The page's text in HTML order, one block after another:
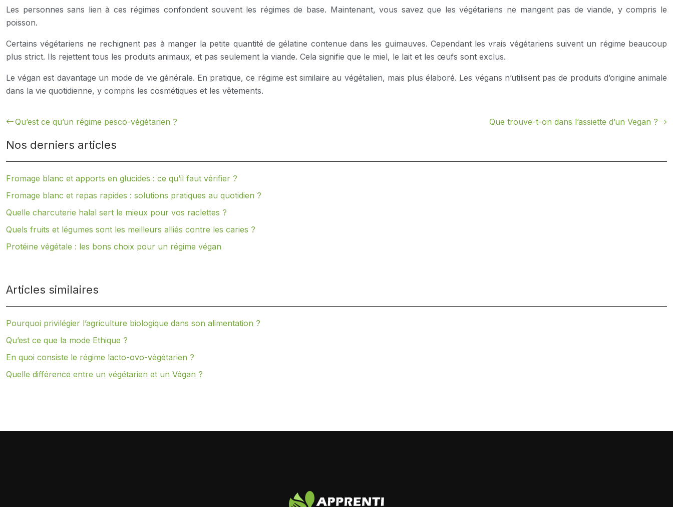
Les personnes sans lien à ces régimes confondent souvent les régimes de base. Maintenant, vous savez que les végétariens ne mangent pas de viande, y compris le
poisson.
Certains végétariens ne rechignent pas à manger la petite quantité de gélatine contenue dans les guimauves. Cependant les vrais végétariens suivent un régime beaucoup
plus strict. Ils rejettent tous les produits animaux, et pas seulement la viande. Cela signifie que le miel, le lait et les œufs sont exclus.
Le végan est davantage un mode de vie générale. En pratique, ce régime est similaire au végétalien, mais plus élaboré. Les végans n’utilisent pas de produits d’origine animale
dans la vie quotidienne, y compris les cosmétiques et les vêtements.
Qu’est ce qu’un régime pesco-végétarien ? Que trouve-t-on dans l’assiette d’un Vegan ?
Nos derniers articles
Fromage blanc et apports en glucides : ce qu’il faut vérifier ?
Fromage blanc et repas rapides : solutions pratiques au quotidien ?
Quelle charcuterie halal sert le mieux pour vos raclettes ?
Quels fruits et légumes sont les meilleurs alliés contre les caries ?
Protéine végétale : les bons choix pour un régime végan
Articles similaires
Pourquoi privilégier l’agriculture biologique dans son alimentation ?
Qu’est ce que la mode Ethique ?
En quoi consiste le régime lacto-ovo-végétarien ?
Quelle différence entre un végétarien et un Végan ?